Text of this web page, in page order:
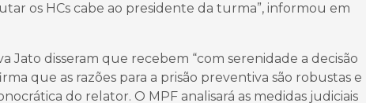
os HCs cabe ao presidente da turma”, informou em
Jato disseram que recebem “com serenidade a decisão
que as razões para a prisão preventiva são robustas e
do relator. O MPF analisará as medidas judiciais